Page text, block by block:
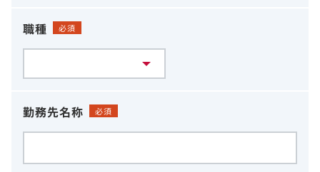
職種 必須
勤務先名称 必須